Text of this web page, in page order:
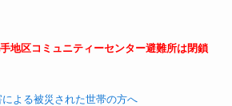
地区コミュニティーセンター避難所は閉鎖
よる被災された世帯の方へ